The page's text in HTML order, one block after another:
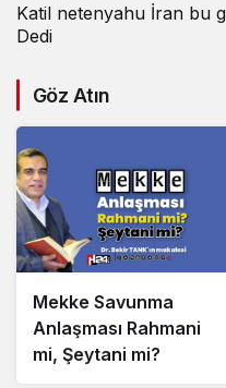
Katil netenyahu İran bu
Dedi
Göz Atın
Mekke Savunma
Anlaşması Rahmani
mi, Şeytani mi?